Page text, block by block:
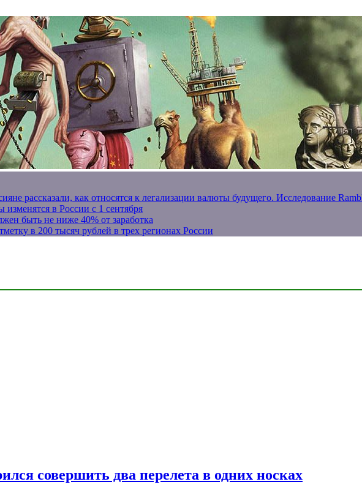
рассказали, как относятся к легализации валюты будущего. Исследование
в России с 1 сентября
быть не ниже 40% от заработка
в 200 тысяч рублей в трех регионах России
совершить два перелета в одних носках